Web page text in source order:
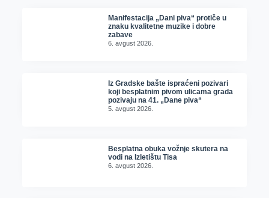
Manifestacija „Dani piva“ protiče u
znaku kvalitetne muzike i dobre
zabave
6. avgust 2026.
Iz Gradske bašte ispraćeni pozivari
koji besplatnim pivom ulicama grada
pozivaju na 41. „Dane piva“
5. avgust 2026.
Besplatna obuka vožnje skutera na
vodi na Izletištu Tisa
6. avgust 2026.